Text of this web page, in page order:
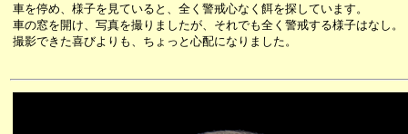
車を停め、様子を見ていると、全く警戒心なく餌を探しています。
車の窓を開け、写真を撮りましたが、それでも全く警戒する様子はなし。
撮影できた喜びよりも、ちょっと心配になりました。